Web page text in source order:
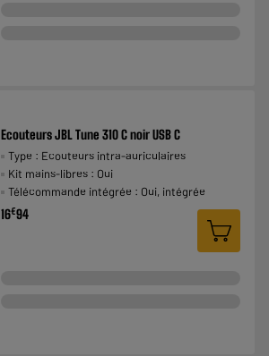
Ecouteurs JBL Tune 310 C noir USB C
Type : Ecouteurs intra-auriculaires
Kit mains-libres : Oui
Télécommande intégrée : Oui, intégrée
16€94